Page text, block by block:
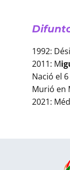
1992:
2011: M
Nació el
Murió en
2021: